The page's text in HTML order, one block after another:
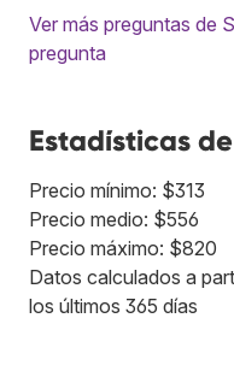
Ver más preguntas de
pregunta
Estadísticas
Precio mínimo: $313
Precio medio: $556
Precio máximo: $820
Datos calculados a
los últimos 365 días